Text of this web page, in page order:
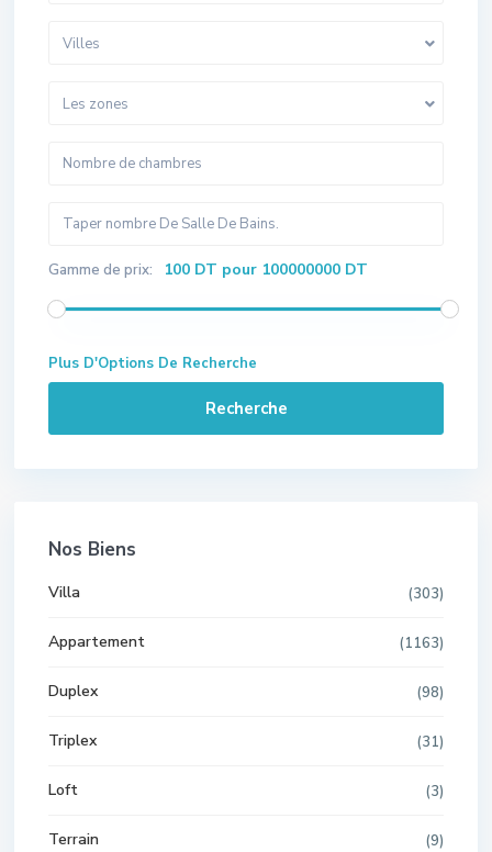
Villes
Les zones
Gamme de prix: 100 DT pour 100000000 DT
Plus D'Options De Recherche
Recherche
Nos Biens
Villa (303)
Appartement (1163)
Duplex (98)
Triplex (31)
Loft (3)
Terrain (9)